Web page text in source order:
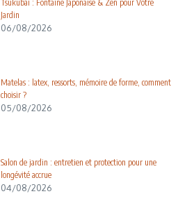
Tsukubai : Fontaine Japonaise & Zen pour Votre
Jardin
06/08/2026
Matelas : latex, ressorts, mémoire de forme, comment
choisir ?
05/08/2026
Salon de jardin : entretien et protection pour une
longévité accrue
04/08/2026